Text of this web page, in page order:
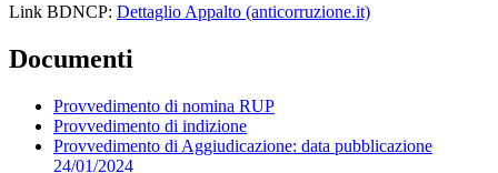
Link BDNCP: Dettaglio Appalto (anticorruzione.it)
Documenti
Provvedimento di nomina RUP
Provvedimento di indizione
Provvedimento di Aggiudicazione: data pubblicazione
24/01/2024